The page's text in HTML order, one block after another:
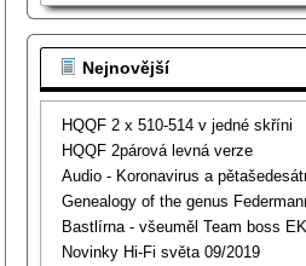
Nejnovější
HQQF 2 x 510-514 v jedné skříni
HQQF 2párová levná verze
Audio - Koronavirus a
Genealogy of the genus
Bastlírna - všeuměl Team boss
Novinky Hi-Fi světa 09/2019